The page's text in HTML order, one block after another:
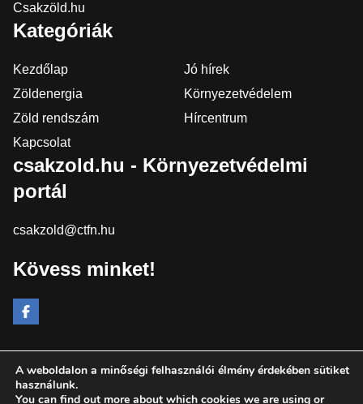
Csakzöld.hu
Kategóriák
Kezdőlap
Jó hírek
Zöldenergia
Környezetvédelem
Zöld rendszám
Hírcentrum
Kapcsolat
csakzold.hu - Környezetvédelmi
portál
csakzold@ctfn.hu
Kövess minket!
Copyright © 2024 csakzold.hu. Minden jog fenntartva.
Általános Szerződési Feltételek
A weboldalon a minőségi felhasználói élmény érdekében sütiket
használunk.
You can find out more about which cookies we are using or